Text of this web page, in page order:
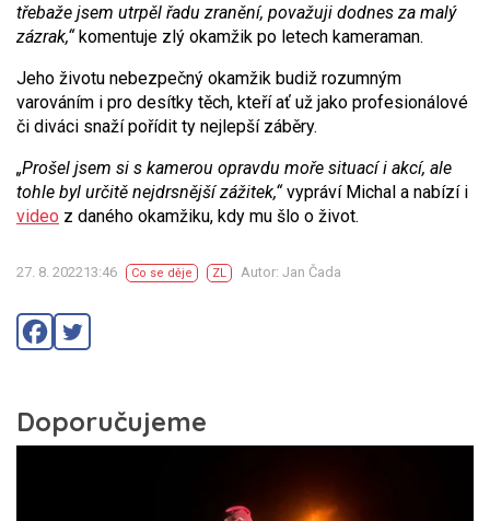
třebaže jsem utrpěl řadu zranění, považuji dodnes za malý
zázrak,“komentuje zlý okamžik po letech kameraman.
Jeho životu nebezpečný okamžik budiž rozumným
varováním i pro desítky těch, kteří ať už jako profesionálové
či diváci snaží pořídit ty nejlepší záběry.
„Prošel jsem si s kamerou opravdu moře situací i akcí, ale
tohle byl určitě nejdrsnější zážitek,“vypráví Michal a nabízí i
video z daného okamžiku, kdy mu šlo o život.
27. 8. 202213:46 Co se děje ZL Autor: Jan Čada